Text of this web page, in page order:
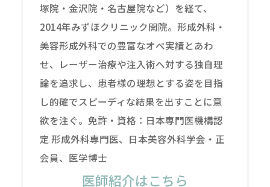
塚院・金沢院・名古屋院など）を経て、
2014年みずほクリニック開院。形成外科・
美容形成外科での豊富なオペ実績とあわ
せ、レーザー治療や注入術へ対する独自理
論を追求し、患者様の理想とする姿を目指
し的確でスピーディな結果を出すことに意
欲を注ぐ。免許・資格：日本専門医機構認
定 形成外科専門医、日本美容外科学会・正
会員、医学博士
医師紹介はこちら